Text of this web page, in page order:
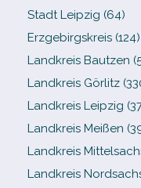
Stadt Leipzig (64)
Erzgebirgskreis (124)
Landkreis Bautzen
Landkreis Görlitz
Landkreis Leipzig
Landkreis Meißen
Landkreis
Landkreis